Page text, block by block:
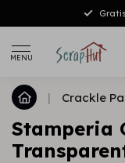
MENU
| Crackle
Stamperia